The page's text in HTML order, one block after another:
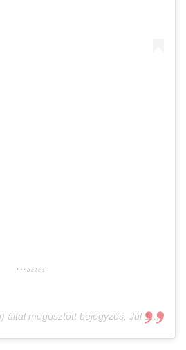
által megosztott bejegyzés, Júl 19., 2018, időpont: 1:25 (PDT időzóna szerint)